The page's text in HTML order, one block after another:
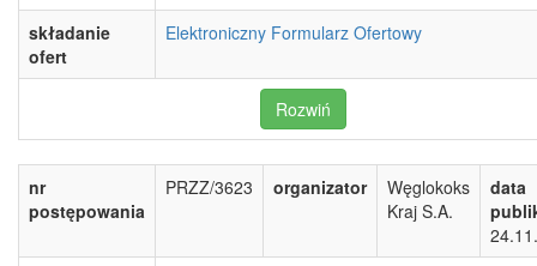
składanie
ofert
Elektroniczny Formularz Ofertowy
Rozwiń
nr
postępowania
PRZZ/3623 organizator
Węglokoks
Kraj S.A.
data